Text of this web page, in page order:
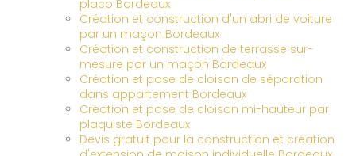
placo Bordeaux
Création et construction d'un abri de voiture
par un maçon Bordeaux
Création et construction de terrasse sur-
mesure par un maçon Bordeaux
Création et pose de cloison de séparation
dans appartement Bordeaux
Création et pose de cloison mi-hauteur par
plaquiste Bordeaux
Devis gratuit pour la construction et création